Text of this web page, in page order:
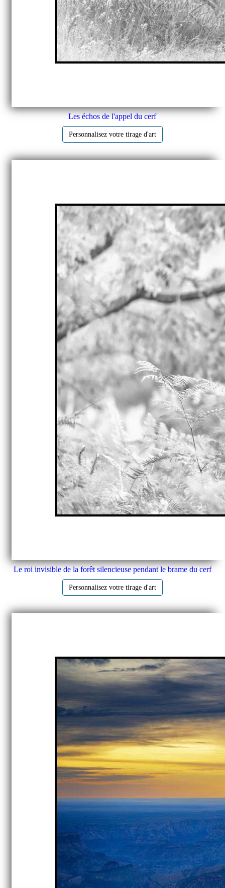
Les échos de l'appel du cerf
Personnalisez votre tirage d'art
Le roi invisible de la forêt silencieuse pendant le brame du cerf
Personnalisez votre tirage d'art